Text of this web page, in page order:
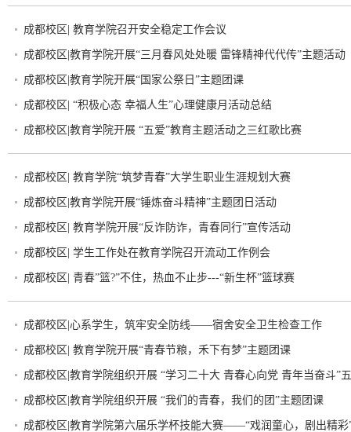
成都校区| 教育学院召开安全稳定工作会议
成都校区|教育学院开展“三月春风处处暖 雷锋精神代代传”主题活动
成都校区|教育学院开展“国家公祭日”主题团课
成都校区| “积极心态 幸福人生”心理健康月活动总结
成都校区|教育学院开展 “五爱”教育主题活动之三红歌比赛
成都校区| 教育学院“筑梦青春”大学生职业生涯规划大赛
成都校区|教育学院开展“锤炼奋斗精神”主题团日活动
成都校区| 教育学院开展“反诈防诈，青春同行”宣传活动
成都校区| 学生工作处在教育学院召开流动工作例会
成都校区| 青春”篮?”不住，热血不止步---“新生杯”篮球赛
成都校区|心系学生，筑牢安全防线——宿舍安全卫生检查工作
成都校区| 教育学院开展“青春节粮，禾下有梦”主题团课
成都校区|教育学院组织开展 “学习二十大 青春心向党 青年当奋斗”
成都校区|教育学院组织开展 “我们的青春，我们的团”主题团课
成都校区|教育学院第六届乐学杯技能大赛——“戏润童心，剧出精彩